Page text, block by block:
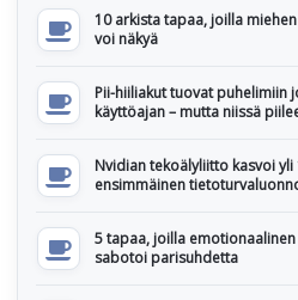
10 arkista tapaa, joilla
voi näkyä
Pii-hiiliakut tuovat puhelimiin
käyttöajan – mutta niissä
Nvidian tekoälyliitto kasvoi yli
ensimmäinen
5 tapaa, joilla
sabotoi parisuhdetta